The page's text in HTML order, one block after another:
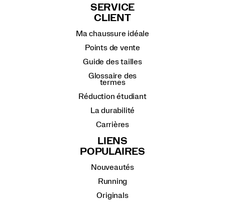
SERVICE
CLIENT
Ma chaussure idéale
Points de vente
Guide des tailles
Glossaire des
termes
Réduction étudiant
La durabilité
Carrières
LIENS
POPULAIRES
Nouveautés
Running
Originals